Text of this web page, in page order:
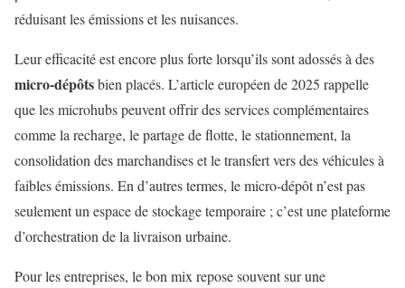
réduisant les émissions et les nuisances.
Leur efficacité est encore plus forte lorsqu’ils sont adossés à des
micro-dépôtsbien placés. L’article européen de 2025 rappelle
que les microhubs peuvent offrir des services complémentaires
comme la recharge, le partage de flotte, le stationnement, la
consolidation des marchandises et le transfert vers des véhicules à
faibles émissions. En d’autres termes, le micro-dépôt n’est pas
seulement un espace de stockage temporaire ; c’est une plateforme
d’orchestration de la livraison urbaine.
Pour les entreprises, le bon mix repose souvent sur une